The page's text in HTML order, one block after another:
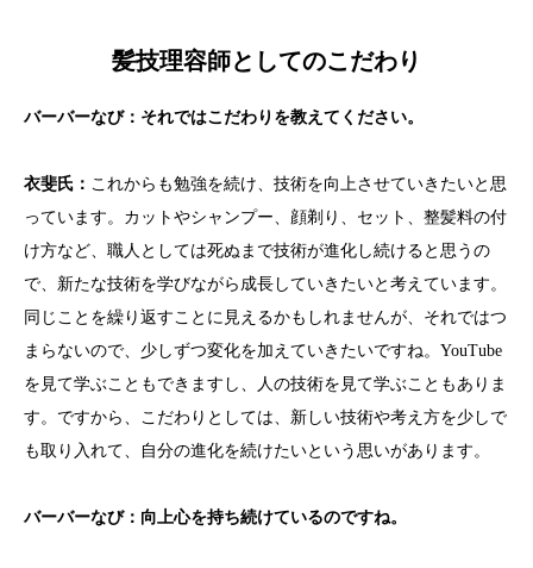
髪技理容師としてのこだわり
バーバーなび：それではこだわりを教えてください。
衣斐氏： これからも勉強を続け、技術を向上させていきたいと思
っています。カットやシャンプー、顔剃り、セット、整髪料の付
け方など、職人としては死ぬまで技術が進化し続けると思うの
で、新たな技術を学びながら成長していきたいと考えています。
同じことを繰り返すことに見えるかもしれませんが、それではつ
まらないので、少しずつ変化を加えていきたいですね。YouTube
を見て学ぶこともできますし、人の技術を見て学ぶこともありま
す。ですから、こだわりとしては、新しい技術や考え方を少しで
も取り入れて、自分の進化を続けたいという思いがあります。
バーバーなび：向上心を持ち続けているのですね。